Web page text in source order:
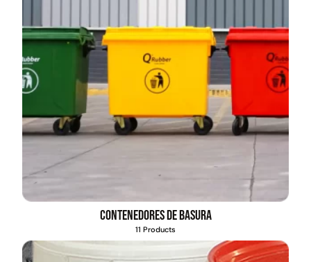
Contenedores de basura
11 Products